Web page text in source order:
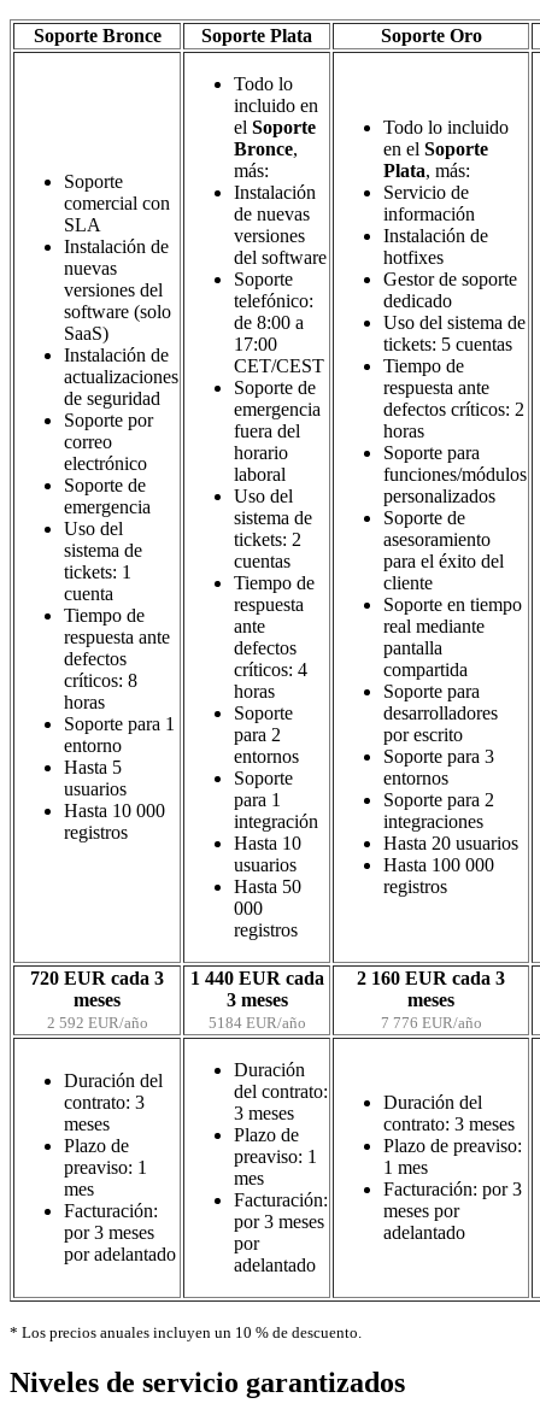
Soporte Bronce Soporte Plata Soporte Oro
Soporte
comercial con
SLA
Instalación de
nuevas
versiones del
software (solo
SaaS)
Instalación de
actualizaciones
de seguridad
Soporte por
correo
electrónico
Soporte de
emergencia
Uso del
sistema de
tickets: 1
cuenta
Tiempo de
respuesta ante
defectos
críticos: 8
horas
Soporte para 1
entorno
Hasta 5
usuarios
Hasta 10 000
registros
Todo lo
incluido en
el Soporte
Bronce,
más:
Instalación
de nuevas
versiones
del software
Soporte
telefónico:
de 8:00 a
17:00
CET/CEST
Soporte de
emergencia
fuera del
horario
laboral
Uso del
sistema de
tickets: 2
cuentas
Tiempo de
respuesta
ante
defectos
críticos: 4
horas
Soporte
para 2
entornos
Soporte
para 1
integración
Hasta 10
usuarios
Hasta 50
000
registros
Todo lo incluido
en el Soporte
Plata, más:
Servicio de
información
Instalación de
hotfixes
Gestor de soporte
dedicado
Uso del sistema de
tickets: 5 cuentas
Tiempo de
respuesta ante
defectos críticos: 2
horas
Soporte para
funciones/módulos
personalizados
Soporte de
asesoramiento
para el éxito del
cliente
Soporte en tiempo
real mediante
pantalla
compartida
Soporte para
desarrolladores
por escrito
Soporte para 3
entornos
Soporte para 2
integraciones
Hasta 20 usuarios
Hasta 100 000
registros
720 EUR cada 3
meses
2 592 EUR/año
1 440 EUR cada
3 meses
5184 EUR/año
2 160 EUR cada 3
meses
7 776 EUR/año
Duración del
contrato: 3
meses
Plazo de
preaviso: 1
mes
Facturación:
por 3 meses
por adelantado
Duración
del contrato:
3 meses
Plazo de
preaviso: 1
mes
Facturación:
por 3 meses
por
adelantado
Duración del
contrato: 3 meses
Plazo de preaviso:
1 mes
Facturación: por 3
meses por
adelantado
* Los precios anuales incluyen un 10 % de descuento.
Niveles de servicio garantizados